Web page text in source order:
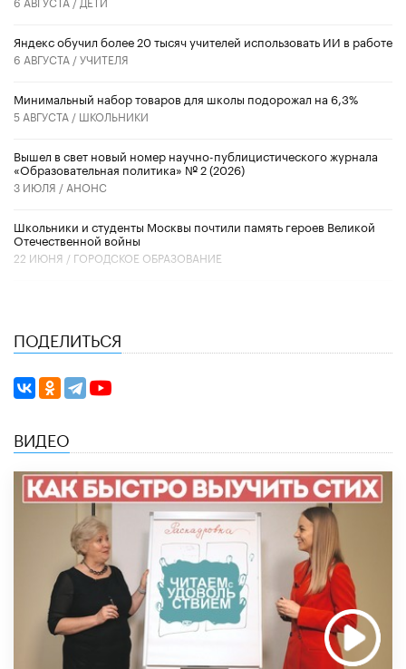
​Яндекс обучил более 20 тысяч учителей использовать ИИ в работе
6 АВГУСТА /УЧИТЕЛЯ
Минимальный набор товаров для школы подорожал на 6,3%
5 АВГУСТА / ШКОЛЬНИКИ
Вышел в свет новый номер научно-публицистического журнала
«Образовательная политика» № 2 (2026)
3 ИЮЛЯ / АНОНС
Школьники и студенты Москвы почтили память героев Великой
Отечественной войны
22 ИЮНЯ / ГОРОДСКОЕ ОБРАЗОВАНИЕ
ПОДЕЛИТЬСЯ
ВИДЕО